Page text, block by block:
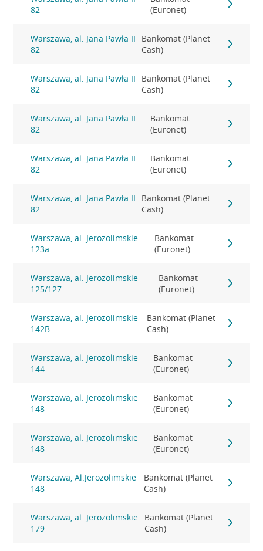
82
(Euronet)
Warszawa, al. Jana Pawła II
82
Bankomat (Planet
Cash)
Warszawa, al. Jana Pawła II
82
Bankomat (Planet
Cash)
Warszawa, al. Jana Pawła II
82
Bankomat
(Euronet)
Warszawa, al. Jana Pawła II
82
Bankomat
(Euronet)
Warszawa, al. Jana Pawła II
82
Bankomat (Planet
Cash)
Warszawa, al. Jerozolimskie
123a
Bankomat
(Euronet)
Warszawa, al. Jerozolimskie
125/127
Bankomat
(Euronet)
Warszawa, al. Jerozolimskie
142B
Bankomat (Planet
Cash)
Warszawa, al. Jerozolimskie
144
Bankomat
(Euronet)
Warszawa, al. Jerozolimskie
148
Bankomat
(Euronet)
Warszawa, al. Jerozolimskie
148
Bankomat
(Euronet)
Warszawa, Al.Jerozolimskie
148
Bankomat (Planet
Cash)
Warszawa, al. Jerozolimskie
179
Bankomat (Planet
Cash)